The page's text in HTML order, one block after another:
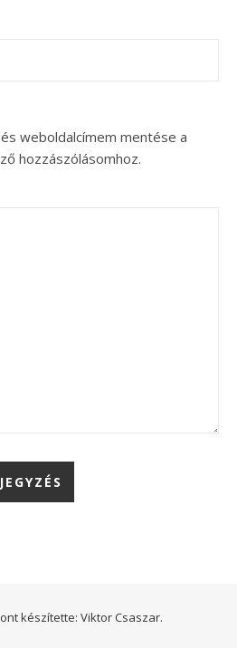
weboldalcímem mentése a
hozzászólásomhoz.
készítette: Viktor Csaszar.